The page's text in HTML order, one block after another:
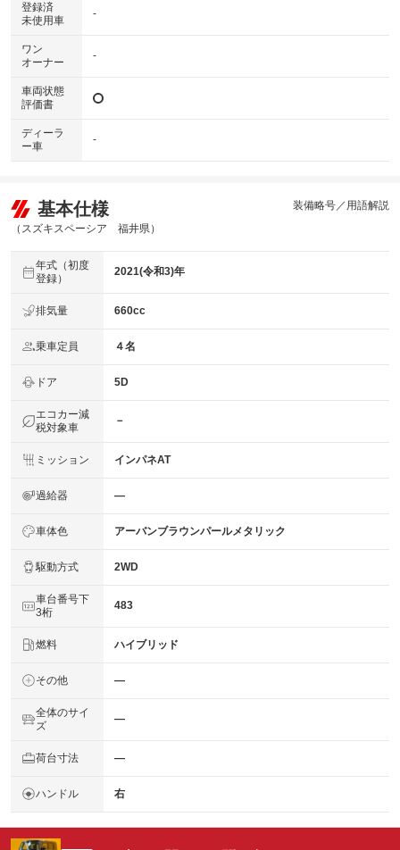
登録済
未使用車
-
ワン
オーナー
-
車両状態
評価書
ディーラ
ー車
-
基本仕様
（スズキスペーシア 福井県）
装備略号／用語解説
年式（初度
登録）
2021(令和3)年
排気量 660cc
乗車定員 ４名
ドア 5D
エコカー減
税対象車
－
ミッション インパネAT
過給器 ―
車体色 アーバンブラウンパールメタリック
駆動方式 2WD
車台番号下
3桁
483
燃料 ハイブリッド
その他 ―
全体のサイ
ズ
―
荷台寸法 ―
ハンドル 右